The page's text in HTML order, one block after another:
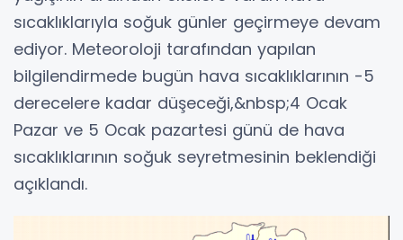
sıcaklıklarıyla soğuk günler geçirmeye devam
ediyor. Meteoroloji tarafından yapılan
bilgilendirmede bugün hava sıcaklıklarının -5
derecelere kadar düşeceği,&nbsp;4 Ocak
Pazar ve 5 Ocak pazartesi günü de hava
sıcaklıklarının soğuk seyretmesinin beklendiği
açıklandı.